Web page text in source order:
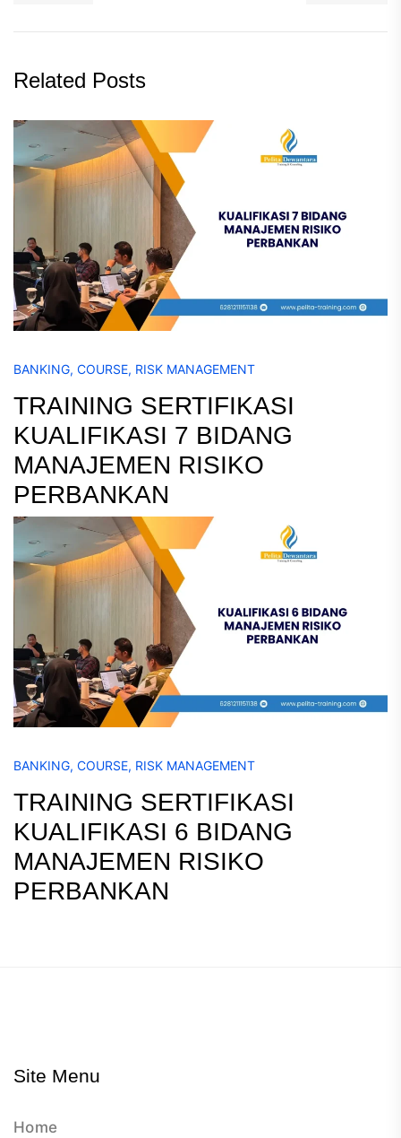
Related Posts
BANKING, COURSE, RISK MANAGEMENT
TRAINING SERTIFIKASI
KUALIFIKASI 7 BIDANG
MANAJEMEN RISIKO
PERBANKAN
BANKING, COURSE, RISK MANAGEMENT
TRAINING SERTIFIKASI
KUALIFIKASI 6 BIDANG
MANAJEMEN RISIKO
PERBANKAN
Site Menu
Home